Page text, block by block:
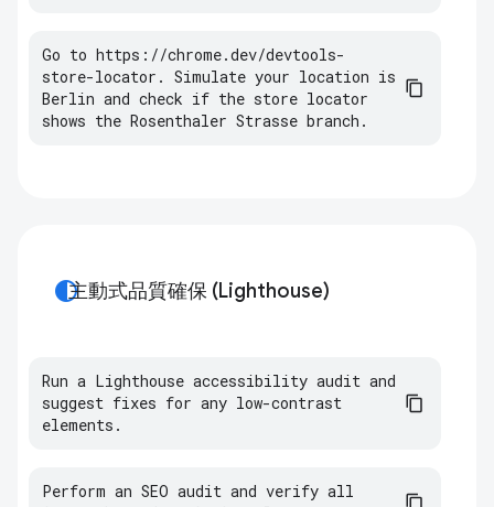
Go to https : //chrome.dev/devtools-
store-locator . Simulate your location is
Berlin and check if the store locator
shows the Rosenthaler Strasse branch .
contrast主動式品質確保 (Lighthouse)
Run a Lighthouse accessibility audit and
suggest fixes for any low-contrast
elements.
Perform an SEO audit and verify all